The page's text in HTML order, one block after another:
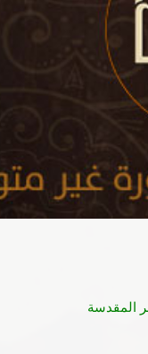
المقدسة